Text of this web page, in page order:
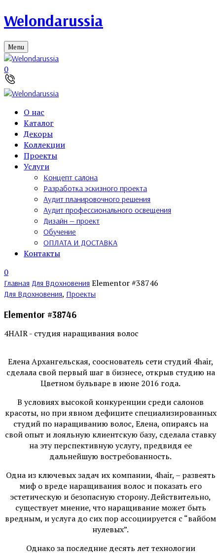
Welondarussia
Menu
0
О нас
Каталог
Декоры
Коллекции
Проекты
Услуги
Концепт салона
Разработка эскизного проекта
Аудит планировочного решения
Аудит профессионального освещения
Дизайн — проект
Обучение
ОПЛАТА И ДОСТАВКА
Контакты
0
Главная Для Вдохновения Elementor #38746
Для Вдохновения, Проекты
Elementor #38746
4HAIR - студия наращивания волос
Елена Архангельская, сооснователь сети студий 4hair,
сделала свой первый шаг в бизнесе, открыв студию на
Цветном бульваре в июне 2016 года.
В условиях высокой конкуренции среди салонов
красоты, но при явном дефиците специализированных
студий по наращиванию волос, Елена, опираясь на
свой опыт и лояльную клиентскую базу, сделала ставку
на эту перспективную услугу, предвидя ее
дальнейшую востребованность.
Одна из ключевых задач их компании, 4hair, – развеять
миф о вреде наращивания волос и показать его
эстетическую и безопасную сторону. Действительно,
существует мнение, что наращивание может быть
вредным, и услуга до сих пор ассоциируется с “вайбом
нулевых”.
Однако за последние десять лет технологии